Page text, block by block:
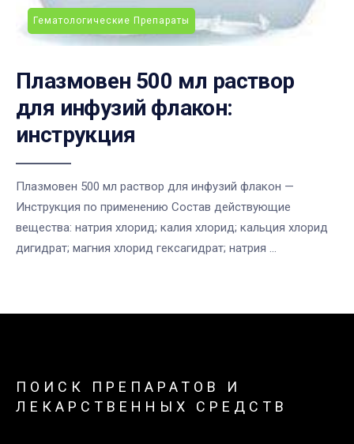
Гематологические Препараты
Плазмовен 500 мл раствор
для инфузий флакон:
инструкция
Плазмовен 500 мл раствор для инфузий флакон —
Инструкция по применению Состав действующие
вещества: натрия хлорид; калия хлорид; кальция хлорид
дигидрат; магния хлорид гексагидрат; натрия ...
ПОИСК ПРЕПАРАТОВ И
ЛЕКАРСТВЕННЫХ СРЕДСТВ